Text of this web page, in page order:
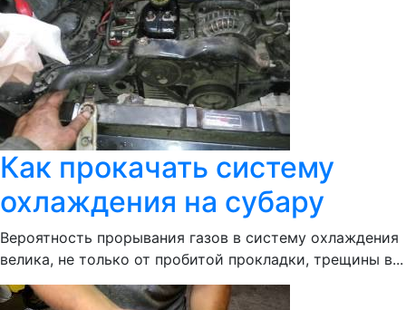
Как прокачать систему
охлаждения на субару
Вероятность прорывания газов в систему охлаждения
велика, не только от пробитой прокладки, трещины в...